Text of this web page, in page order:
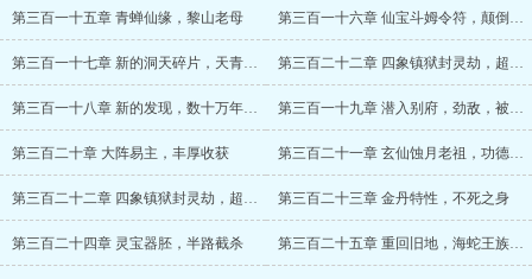
第三百一十五章 青蝉仙缘，黎山老母 第三百一十六章 仙宝斗姆令符，颠倒阴阳之威（6K）
第三百一十七章 新的洞天碎片，天青牛蟒 第三百二十二章 四象镇狱封灵劫，超品金丹
第三百一十八章 新的发现，数十万年还在运转的仙阵 第三百一十九章 潜入别府，劲敌，被碾压。
第三百二十章 大阵易主，丰厚收获 第三百二十一章 玄仙蚀月老祖，功德金轮
第三百二十二章 四象镇狱封灵劫，超品金丹 第三百二十三章 金丹特性，不死之身
第三百二十四章 灵宝器胚，半路截杀 第三百二十五章 重回旧地，海蛇王族（求双倍月票）